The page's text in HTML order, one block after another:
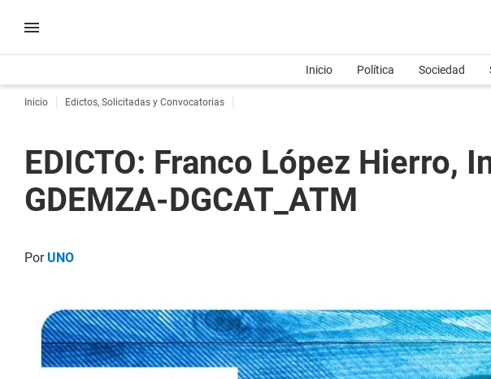
Inicio Política Sociedad
Inicio Edictos, Solicitadas y Convocatorias
EDICTO: Franco López Hierro,
GDEMZA-DGCAT_ATM
PorUNO